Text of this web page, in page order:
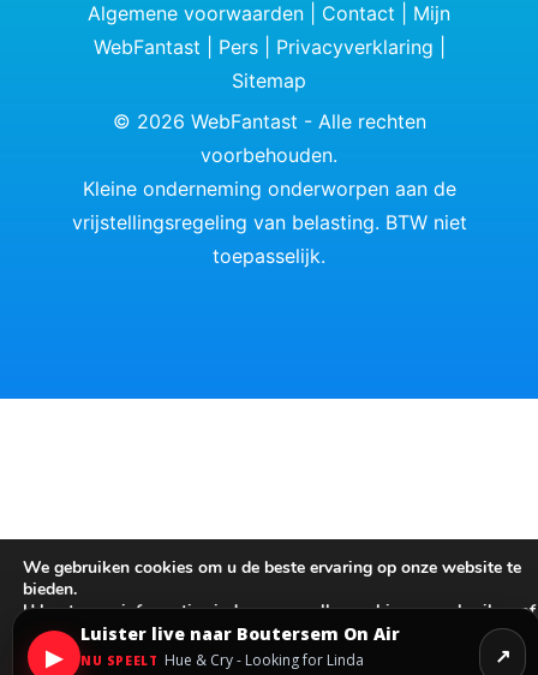
Algemene voorwaarden Contact
Mijn
WebFantast
Pers| Privacyverklaring
Sitemap
© 2026 WebFantast - Alle rechten
voorbehouden.
Kleine onderneming onderworpen aan de
vrijstellingsregeling van belasting. BTW niet
toepasselijk.
▶
Luister live naar Boutersem On Air
NU SPEELT Hue & Cry - Looking for Linda
We gebruiken cookies om u de beste ervaring op onze website te
bieden.
U kunt meer informatie vinden over welke cookies we gebruiken of
deze uitschakelen bij instellingen.
Hulp nodig?